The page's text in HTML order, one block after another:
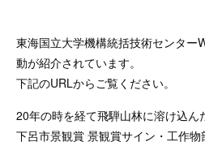
東海国立大学機構統括技術センター
動が紹介されています。
下記のURLからご覧ください。
20年の時を経て飛騨山林に溶け込
下呂市景観賞 景観賞サイン・工作